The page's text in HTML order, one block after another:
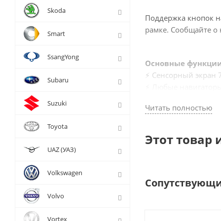
Поддержка кнопок
рамке. Сообщайте о
Основные
⚡ Сенсорный
⚡ Просмотр любых
⚡ Громкая связь
⚡ Прослушивание
Читать полностью
Этот товар
Skoda
Smart
SsangYong
Subaru
Suzuki
Toyota
UAZ (УАЗ)
Volkswagen
Volvo
Vortex